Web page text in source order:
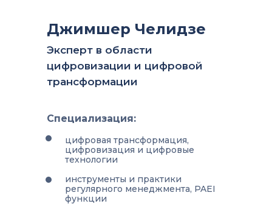
Джимшер Челидзе
Эксперт в области
цифровизации и цифровой
трансформации
Специализация:
цифровая трансформация,
цифровизация и цифровые
технологии
инструменты и практики
регулярного менеджмента, PAEI
функции